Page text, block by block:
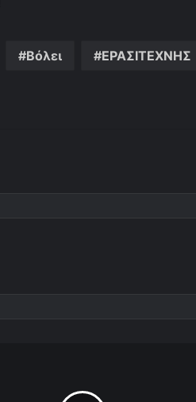
Βόλει ΕΡΑΣΙΤΕΧΝΗΣ